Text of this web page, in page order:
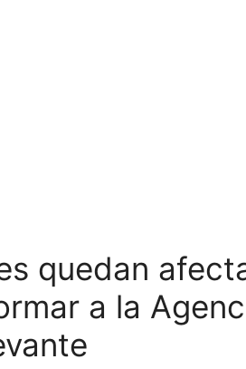
quedan
a la